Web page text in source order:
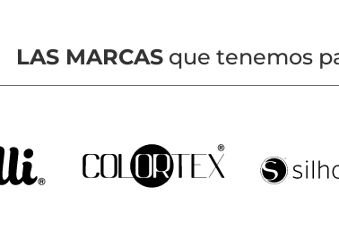
LAS MARCASque tenemos